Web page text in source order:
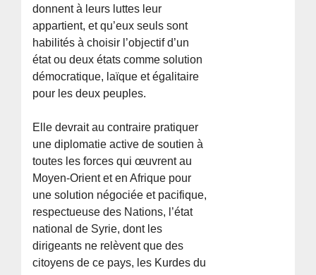
donnent à leurs luttes leur
appartient, et qu’eux seuls sont
habilités à choisir l’objectif d’un
état ou deux états comme solution
démocratique, laïque et égalitaire
pour les deux peuples.
Elle devrait au contraire pratiquer
une diplomatie active de soutien à
toutes les forces qui œuvrent au
Moyen-Orient et en Afrique pour
une solution négociée et pacifique,
respectueuse des Nations, l’état
national de Syrie, dont les
dirigeants ne relèvent que des
citoyens de ce pays, les Kurdes du